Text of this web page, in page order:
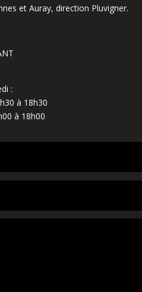
et Auray, direction Pluvigner.
:
à 18h30
à 18h00